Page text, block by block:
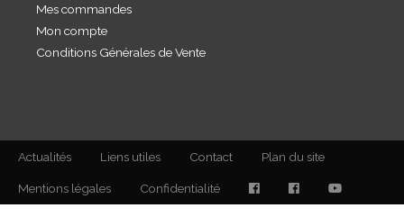
Mes commandes
Mon compte
Conditions Générales de Vente
Actualités Liens utiles Contact Plan du site
Mentions légales Confidentialité